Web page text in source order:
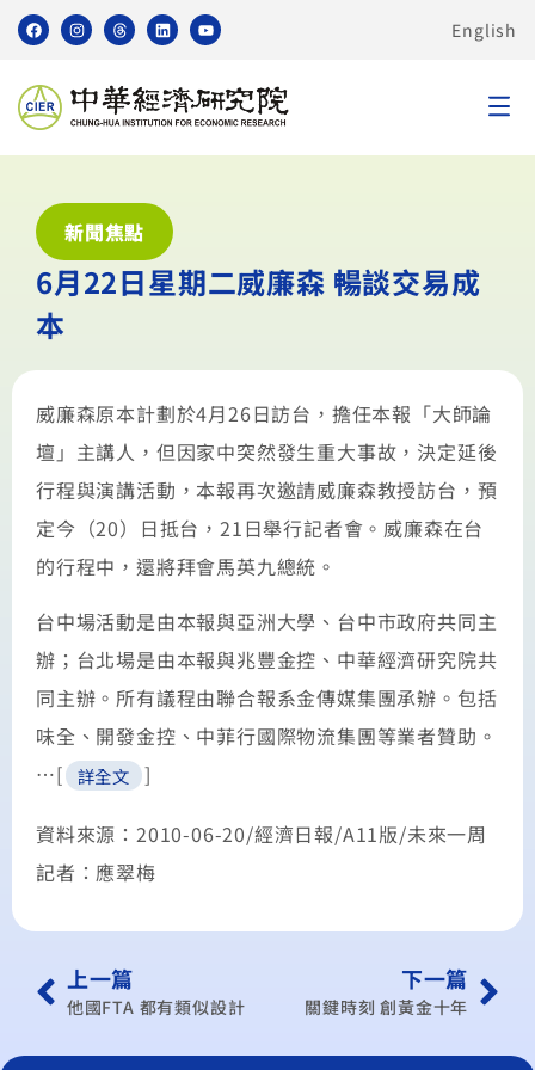
English
新聞焦點
6月22日星期二威廉森 暢談交易成
本
威廉森原本計劃於4月26日訪台，擔任本報「大師論
壇」主講人，但因家中突然發生重大事故，決定延後
行程與演講活動，本報再次邀請威廉森教授訪台，預
定今（20）日抵台，21日舉行記者會。威廉森在台
的行程中，還將拜會馬英九總統。
台中場活動是由本報與亞洲大學、台中市政府共同主
辦；台北場是由本報與兆豐金控、中華經濟研究院共
同主辦。所有議程由聯合報系金傳媒集團承辦。包括
味全、開發金控、中菲行國際物流集團等業者贊助。
…[
詳全文 ]
資料來源：2010-06-20/經濟日報/A11版/未來一周
記者：應翠梅
上一篇
他國FTA 都有類似設計
下一篇
關鍵時刻 創黃金十年